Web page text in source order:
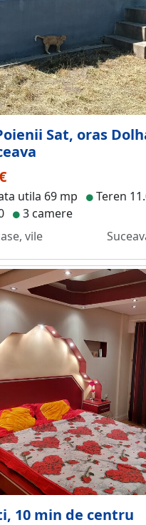
Sat, oras
utila 69 mp
Teren
3 camere
vile
10 min de centru